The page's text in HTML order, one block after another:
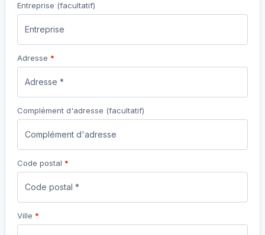
Entreprise (facultatif)
Adresse *
Complément d'adresse (facultatif)
Code postal *
Ville *